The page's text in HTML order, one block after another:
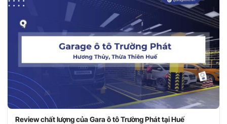
Review chất lượng của Gara ô tô Trường Phát tại Huế